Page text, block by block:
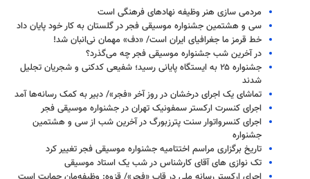
مردمی سازی هنر وظیفه نهادهای فرهنگی است
سی و هشتمین جشنواره موسیقی فجر در گلستان به کار خود پایان داد
خط قرمز ما جغرافیای ایران است/ «دف» مهمان نی‌انبان شد!
در آخرین شب جشنواره موسیقی فجر چه می‌گذرد؟
جشنواره ۲۵ به ایستگاه پایانی رسید؛ شفیعی کدکنی و شجریان تجلیل
شدند
تماشای یک اجرای درخشان در روز آخر «فجر»/ دبیر به کمک رسانه‌ها آمد
اجرای کنسرت ارکستر سمفونیک تهران در جشنواره موسیقی فجر
اجرای کنسرواتوار سنت پترزبورگ در آخرین شب از سی و هشتمین
جشنواره
تاریخ برگزاری مراسم اختتامیه جشنواره موسیقی فجر تغییر کرد
تک نوازی های آقای کارشناس در شب یک استاد موسیقی